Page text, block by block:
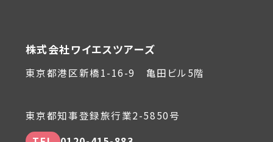
株式会社ワイエスツアーズ
東京都港区新橋1-16-9 亀田ビル5階
東京都知事登録旅行業2-5850号